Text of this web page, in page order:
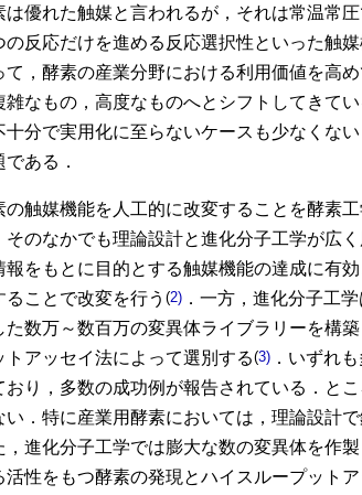
は優れた触媒と言われるが，それは常温常
の反応だけを進める反応選択性といった触
て，酵素の産業分野における利用価値を高
雑なもの，高度なものへとシフトしてきて
十分で実用化に至らないケースも少なくな
である．
の触媒機能を人工的に改変することを酵素
そのなかでも理論設計と進化分子工学が広
報をもとに目的とする触媒機能の達成に有
ることで改変を行う (2) ．一方，進化分子工
た数万～数百万の変異体ライブラリーを構
トアッセイ法によって選別する(3) ．いずれ
おり，多数の成功例が報告されている．と
い．特に産業用酵素においては，理論設計
，進化分子工学では膨大な数の変異体を作
活性をもつ酵素の発現とハイスループット